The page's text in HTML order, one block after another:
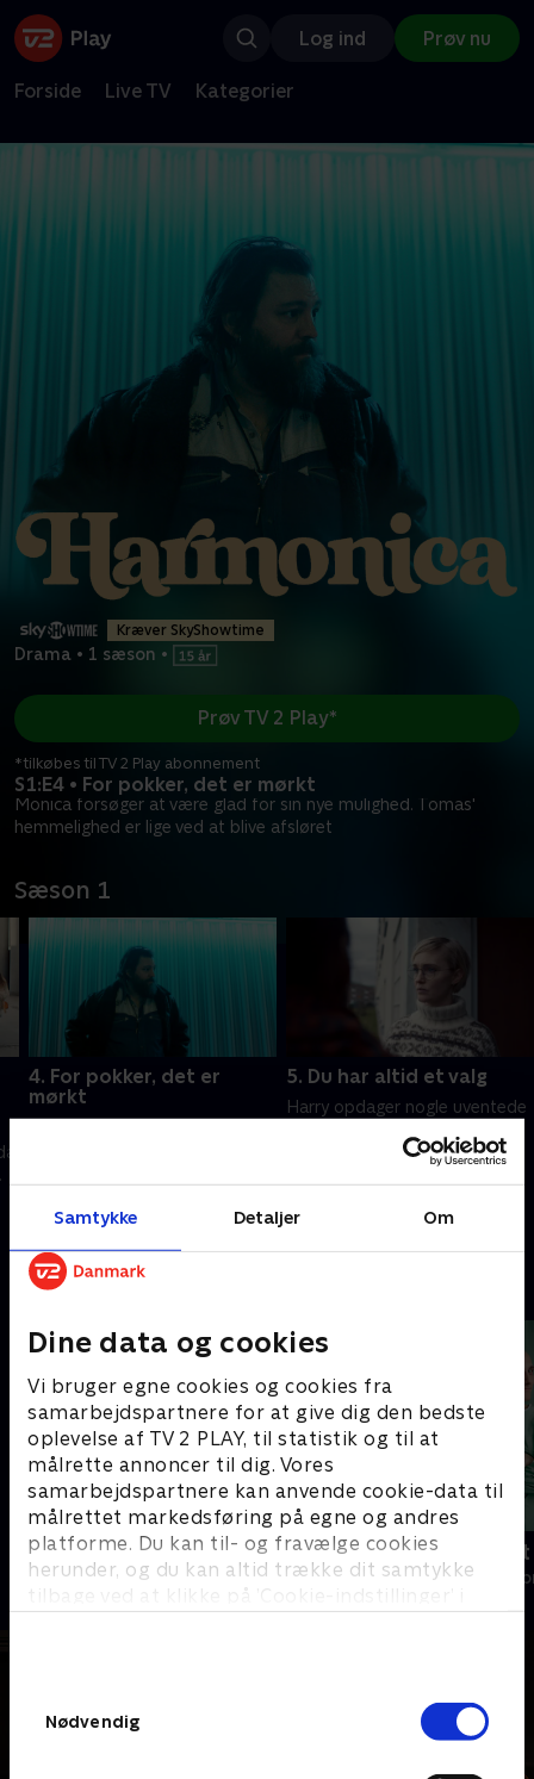
Samtykke Detaljer Om
Dine data og cookies
Vi bruger egne cookies og cookies fra
samarbejdspartnere for at give dig den bedste
oplevelse af TV 2 PLAY, til statistik og til at
målrette annoncer til dig. Vores
samarbejdspartnere kan anvende cookie-data til
målrettet markedsføring på egne og andres
platforme. Du kan til- og fravælge cookies
herunder, og du kan altid trække dit samtykke
tilbage ved at klikke på ’Cookie-indstillinger’ i
Nødvendig
Log ind Prøv nu
Forside Live TV Kategorier
Kræver SkyShowtime
Drama • 1 sæson •
S1:E4 • For pokker, det er mørkt
Monica forsøger at være glad for sin nye mulighed. Tomas'
hemmelighed er lige ved at blive afsløret
Prøv TV 2 Play*
*tilkøbes til TV 2 Play abonnement
Sæson 1
4. For pokker, det er
mørkt
9. maj 2024 • 38 min
5. Du har altid et valg
Harry opdager nogle uventede
ikke, hvad hun troede, den ville
Andre så også
Happy fucking Pride
Drama • 1 sæsoner
Fake Patient
Drama • 1